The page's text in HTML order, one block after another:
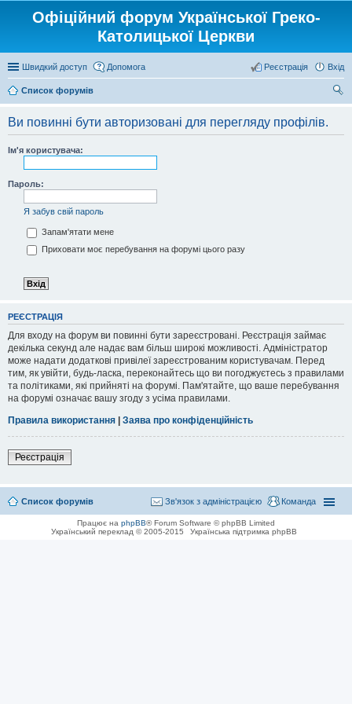
Офіційний форум Української Греко-
Католицької Церкви
Швидкий доступ Допомога Вхід
Реєстрація
Список форумів
Ви повинні бути авторизовані для перегляду профілів.
Ім'я користувача:
Пароль:
Я забув свій пароль
Запам'ятати мене
Приховати моє перебування на форумі цього разу
РЕЄСТРАЦІЯ
Для входу на форум ви повинні бути зареєстровані. Реєстрація займає
декілька секунд але надає вам більш широкі можливості. Адміністратор
може надати додаткові привілеї зареєстрованим користувачам. Перед
тим, як увійти, будь-ласка, переконайтесь що ви погоджуєтесь з правилами
та політиками, які прийняті на форумі. Пам'ятайте, що ваше перебування
на форумі означає вашу згоду з усіма правилами.
Правила використання | Заява про конфіденційність
Реєстрація
Список форумів Команда
Зв'язок з адміністрацією
Працює на phpBB® Forum Software © phpBB Limited
Український переклад © 2005-2015
Українська підтримка phpBB